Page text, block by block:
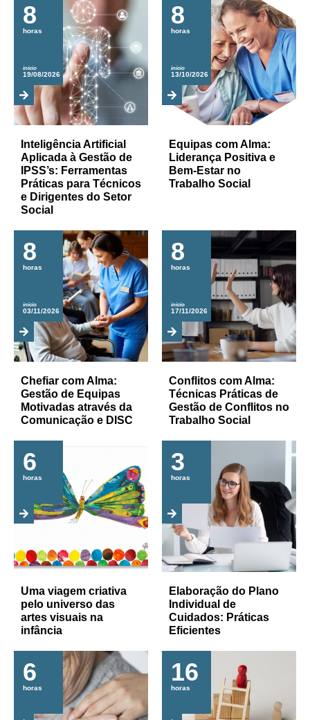
8
horas
início
19/08/2026
Inteligência Artificial
Aplicada à Gestão de
IPSS’s: Ferramentas
Práticas para Técnicos
e Dirigentes do Setor
Social
8
horas
início
13/10/2026
Equipas com Alma:
Liderança Positiva e
Bem-Estar no
Trabalho Social
8
horas
início
03/11/2026
Chefiar com Alma:
Gestão de Equipas
Motivadas através da
Comunicação e DISC
8
horas
início
17/11/2026
Conflitos com Alma:
Técnicas Práticas de
Gestão de Conflitos no
Trabalho Social
6
horas
Uma viagem criativa
pelo universo das
artes visuais na
infância
3
horas
Elaboração do Plano
Individual de
Cuidados: Práticas
Eficientes
6
horas
16
horas